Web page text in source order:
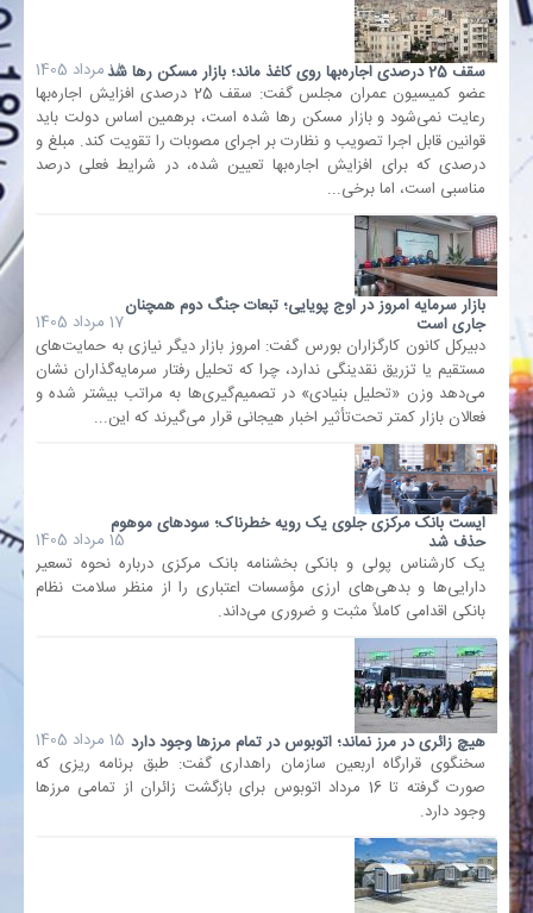
صنعت معدن و تجارت
بیمه و بورس
اقتصاد
سقف 25 درصدی اجاره‌بها روی کاغذ ماند؛ بازار مسکن رها شد
18 مرداد 1405
عضو کمیسیون عمران مجلس گفت: سقف 25 درصدی افزایش اجاره‌بها
رعایت نمی‌شود و بازار مسکن رها شده است، برهمین اساس دولت باید
قوانین قابل اجرا تصویب و نظارت بر اجرای مصوبات را تقویت کند. مبلغ و
درصدی که برای افزایش اجاره‌بها تعیین شده، در شرایط فعلی درصد
مناسبی است، اما برخی...
بازار سرمایه امروز در اوج پویایی؛ تبعات جنگ دوم همچنان
جاری است
17 مرداد 1405
دبیرکل کانون کارگزاران بورس گفت: امروز بازار دیگر نیازی به حمایت‌های
مستقیم یا تزریق نقدینگی ندارد، چرا که تحلیل رفتار سرمایه‌گذاران نشان
می‌دهد وزن «تحلیل بنیادی» در تصمیم‌گیری‌ها به مراتب بیشتر شده و
فعالان بازار کمتر تحت‌تأثیر اخبار هیجانی قرار می‌گیرند که این...
ایست بانک مرکزی جلوی یک رویه خطرناک؛ سودهای موهوم
حذف شد
15 مرداد 1405
یک کارشناس پولی و بانکی بخشنامه بانک مرکزی درباره نحوه تسعیر
دارایی‌ها و بدهی‌های ارزی مؤسسات اعتباری را از منظر سلامت نظام
بانکی اقدامی کاملاً مثبت و ضروری می‌داند.
هیچ زائری در مرز نماند؛ اتوبوس در تمام مرزها وجود دارد 15 مرداد 1405
سخنگوی قرارگاه اربعین سازمان راهداری گفت: طبق برنامه ریزی که
صورت گرفته تا 16 مرداد اتوبوس برای بازگشت زائران از تمامی مرز‌ها
وجود دارد.